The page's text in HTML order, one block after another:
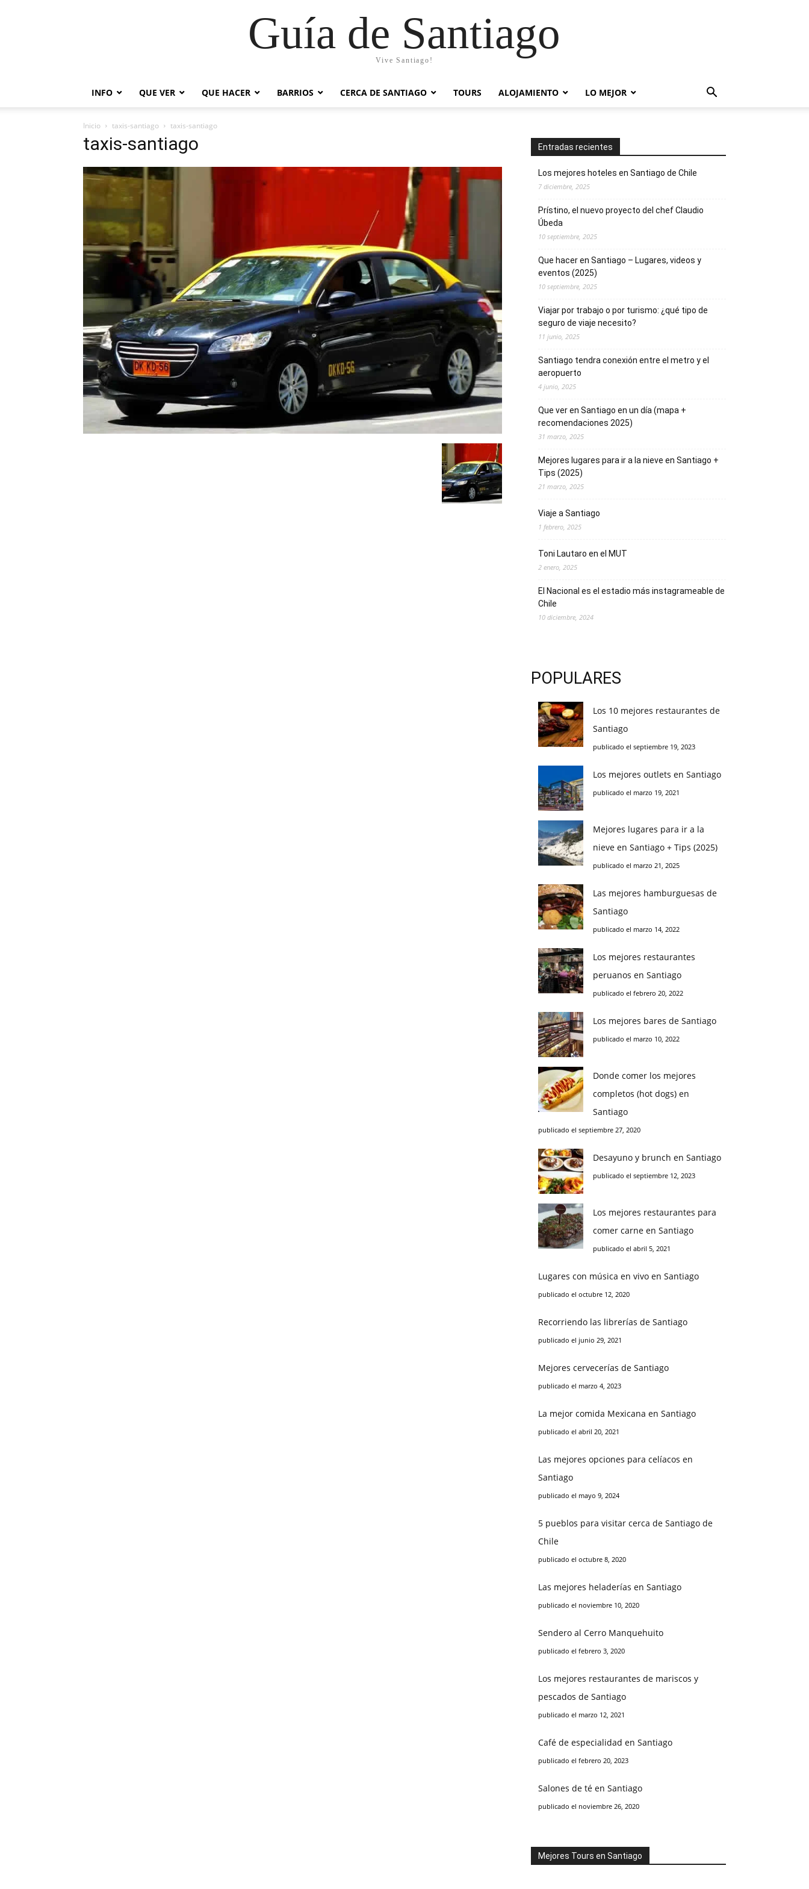
Guía de Santiago
Vive Santiago!
INFO QUE VER QUE HACER BARRIOS CERCA DE SANTIAGO TOURS ALOJAMIENTO LO MEJOR
Inicio taxis-santiago taxis-santiago
taxis-santiago Entradas recientes
Los mejores hoteles en Santiago de Chile
7 diciembre, 2025
Prístino, el nuevo proyecto del chef Claudio
Úbeda
10 septiembre, 2025
Que hacer en Santiago – Lugares, videos y
eventos (2025)
10 septiembre, 2025
Viajar por trabajo o por turismo: ¿qué tipo de
seguro de viaje necesito?
11 junio, 2025
Santiago tendra conexión entre el metro y el
aeropuerto
4 junio, 2025
Que ver en Santiago en un día (mapa +
recomendaciones 2025)
31 marzo, 2025
Mejores lugares para ir a la nieve en Santiago +
Tips (2025)
21 marzo, 2025
Viaje a Santiago
1 febrero, 2025
Toni Lautaro en el MUT
2 enero, 2025
El Nacional es el estadio más instagrameable de
Chile
10 diciembre, 2024
POPULARES
Los 10 mejores restaurantes de
Santiago
publicado el septiembre 19, 2023
Los mejores outlets en Santiago
publicado el marzo 19, 2021
Mejores lugares para ir a la
nieve en Santiago + Tips (2025)
publicado el marzo 21, 2025
Las mejores hamburguesas de
Santiago
publicado el marzo 14, 2022
Los mejores restaurantes
peruanos en Santiago
publicado el febrero 20, 2022
Los mejores bares de Santiago
publicado el marzo 10, 2022
Donde comer los mejores
completos (hot dogs) en
Santiago
publicado el septiembre 27, 2020
Desayuno y brunch en Santiago
publicado el septiembre 12, 2023
Los mejores restaurantes para
comer carne en Santiago
publicado el abril 5, 2021
Lugares con música en vivo en Santiago
publicado el octubre 12, 2020
Recorriendo las librerías de Santiago
publicado el junio 29, 2021
Mejores cervecerías de Santiago
publicado el marzo 4, 2023
La mejor comida Mexicana en Santiago
publicado el abril 20, 2021
Las mejores opciones para celíacos en
Santiago
publicado el mayo 9, 2024
5 pueblos para visitar cerca de Santiago de
Chile
publicado el octubre 8, 2020
Las mejores heladerías en Santiago
publicado el noviembre 10, 2020
Sendero al Cerro Manquehuito
publicado el febrero 3, 2020
Los mejores restaurantes de mariscos y
pescados de Santiago
publicado el marzo 12, 2021
Café de especialidad en Santiago
publicado el febrero 20, 2023
Salones de té en Santiago
publicado el noviembre 26, 2020
Mejores Tours en Santiago